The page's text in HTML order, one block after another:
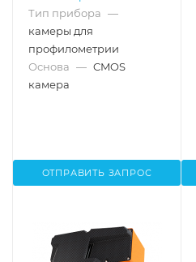
Тип прибора —
камеры для
профилометрии
Основа — CMOS
камера
ОТПРАВИТЬ ЗАПРОС